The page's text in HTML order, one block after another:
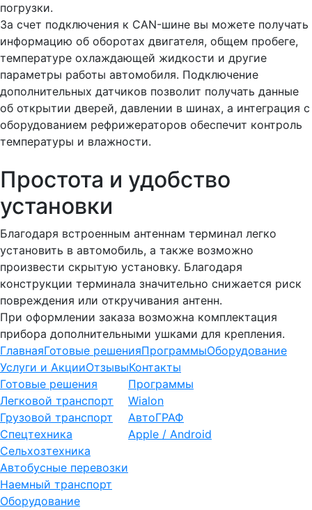
погрузки.
За счет подключения к CAN-шине вы можете получать
информацию об оборотах двигателя, общем пробеге,
температуре охлаждающей жидкости и другие
параметры работы автомобиля. Подключение
дополнительных датчиков позволит получать данные
об открытии дверей, давлении в шинах, а интеграция с
оборудованием рефрижераторов обеспечит контроль
температуры и влажности.
Простота и удобство
установки
Благодаря встроенным антеннам терминал легко
установить в автомобиль, а также возможно
произвести скрытую установку. Благодаря
конструкции терминала значительно снижается риск
повреждения или откручивания антенн.
При оформлении заказа возможна комплектация
прибора дополнительными ушками для крепления.
ГлавнаяГотовые решенияПрограммыОборудование
Услуги и АкцииОтзывыКонтакты
Готовые решения
Легковой транспорт
Грузовой транспорт
Спецтехника
Сельхозтехника
Автобусные перевозки
Наемный транспорт
Программы
Wialon
АвтоГРАФ
Apple / Android
Оборудование